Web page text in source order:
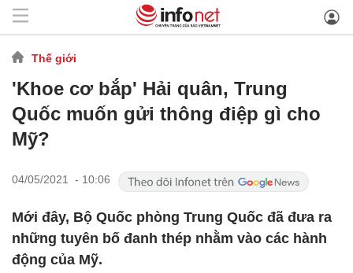
Thế giới
'Khoe cơ bắp' Hải quân, Trung
Quốc muốn gửi thông điệp gì cho
Mỹ?
04/05/2021 - 10:06
Mới đây, Bộ Quốc phòng Trung Quốc đã đưa ra
những tuyên bố đanh thép nhằm vào các hành
động của Mỹ.